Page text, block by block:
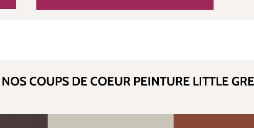
NOS COUPS DE COEUR PEINTURE LITTLE